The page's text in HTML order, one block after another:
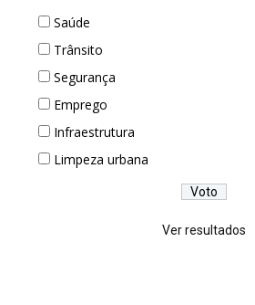
Saúde
Trânsito
Segurança
Emprego
Infraestrutura
Limpeza urbana
Ver resultados